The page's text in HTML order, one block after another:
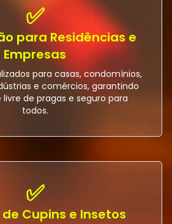
✅
para Residências e
Empresas
para casas, condomínios,
e comércios, garantindo
de pragas e seguro para
todos.
✅
Cupins e Insetos